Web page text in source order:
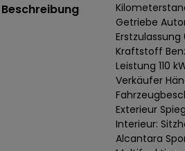
Beschreibung
Getriebe
Kraftstoff
Leistung 110
Verkäufer
Exterieur
Interieur:
Alcantara